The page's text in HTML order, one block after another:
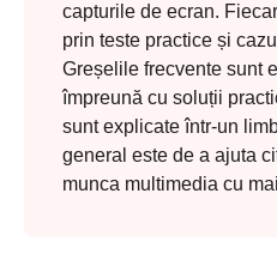
capturile de ecran.
prin teste practice și
Greșelile frecvente sunt
împreună cu soluții
sunt explicate într-un
general este de a ajuta
munca multimedia cu